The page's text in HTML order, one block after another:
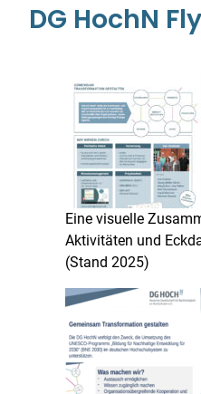
DG HochN
Eine visuelle
Aktivitäten und
(Stand 2025)